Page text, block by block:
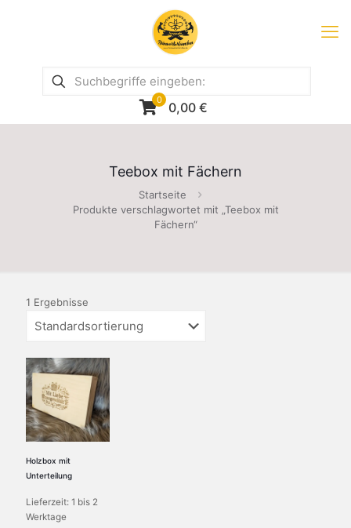
0 0,00 €
Teebox mit Fächern
Startseite
Produkte verschlagwortet mit „Teebox mit
Fächern“
1 Ergebnisse
Holzbox mit
Unterteilung
Lieferzeit: 1 bis 2
Werktage